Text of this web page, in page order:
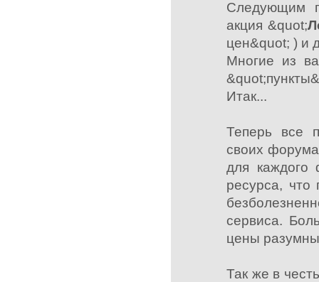
Следующим
акция &quot;
цен&quot; ) и
Многие из
Итак...
Теперь все
своих
для каждого
ресурса, что
сервиса.
цены
Так же в